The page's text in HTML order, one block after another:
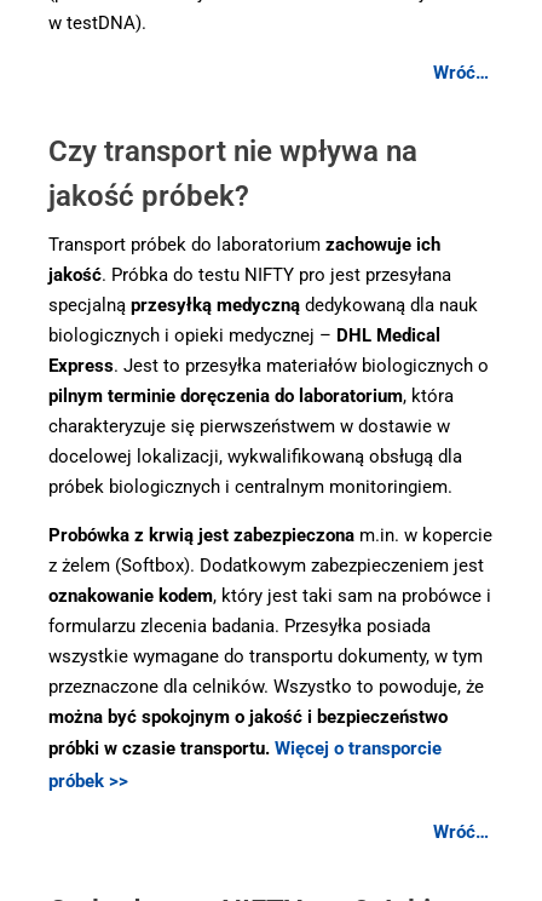
w testDNA).
Wróć…
Czy transport nie wpływa na
jakość próbek?
Transport próbek do laboratorium zachowuje ich
jakość. Próbka do testu NIFTY pro jest przesyłana
specjalną przesyłką medyczną dedykowaną dla nauk
biologicznych i opieki medycznej – DHL Medical
Express. Jest to przesyłka materiałów biologicznych o
pilnym terminie doręczenia do laboratorium, która
charakteryzuje się pierwszeństwem w dostawie w
docelowej lokalizacji, wykwalifikowaną obsługą dla
próbek biologicznych i centralnym monitoringiem.
Probówka z krwią jest zabezpieczona m.in. w kopercie
z żelem (Softbox). Dodatkowym zabezpieczeniem jest
oznakowanie kodem, który jest taki sam na probówce i
formularzu zlecenia badania. Przesyłka posiada
wszystkie wymagane do transportu dokumenty, w tym
przeznaczone dla celników. Wszystko to powoduje, że
można być spokojnym o jakość i bezpieczeństwo
próbki w czasie transportu. Więcej o transporcie
próbek >>
Wróć…